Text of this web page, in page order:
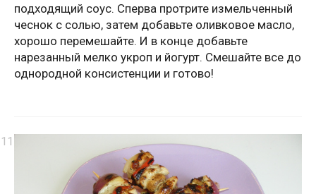
подходящий соус. Сперва протрите измельченный
чеснок с солью, затем добавьте оливковое масло,
хорошо перемешайте. И в конце добавьте
нарезанный мелко укроп и йогурт. Смешайте все до
однородной консистенции и готово!